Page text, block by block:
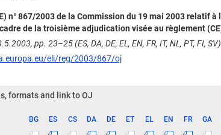
n° 867/2003 de la Commission du 19 mai 2003 relatif
de la troisième adjudication visée au règlement
pp. 23–25 (ES, DA, DE, EL, EN, FR, IT, NL, PT, FI, SV)
eli/reg/2003/867/oj
formats and link to OJ
BG ES CS DA DE ET EL EN FR GA